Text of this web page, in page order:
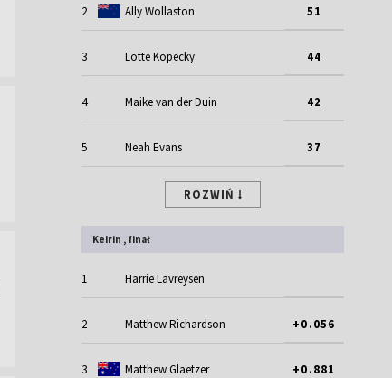
2 Ally Wollaston 51
3 Lotte Kopecky 44
4 Maike van der Duin 42
5 Neah Evans 37
ROZWIŃ
Keirin , finał
1 Harrie Lavreysen
2 Matthew Richardson +0.056
3 Matthew Glaetzer +0.881